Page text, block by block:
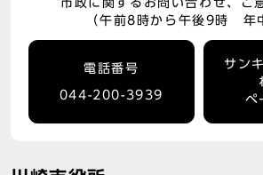
市政に関するお問い合わせ、ご
（午前8時から午後9時 年
電話番号
044-200-3939
サン
ペ